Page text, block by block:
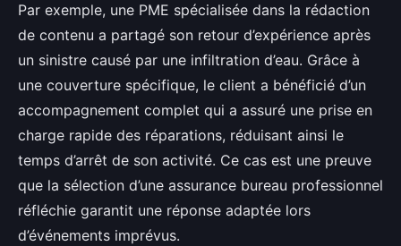
Par exemple, une PME spécialisée dans la rédaction
de contenu a partagé son retour d’expérience après
un sinistre causé par une infiltration d’eau. Grâce à
une couverture spécifique, le client a bénéficié d’un
accompagnement complet qui a assuré une prise en
charge rapide des réparations, réduisant ainsi le
temps d’arrêt de son activité. Ce cas est une preuve
que la sélection d’une assurance bureau professionnel
réfléchie garantit une réponse adaptée lors
d’événements imprévus.